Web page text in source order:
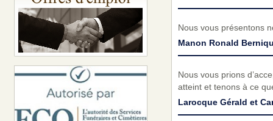
Nous vous présentons
Manon Ronald
Nous vous prions
atteint et tenons à ce
Larocque Gérald et